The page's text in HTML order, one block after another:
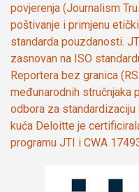
povjerenja (Journalism
poštivanje i primjenu
standarda pouzdanosti.
zasnovan na ISO
Reportera bez granica
međunarodnih stručnjaka
odbora za
kuća Deloitte je
programu JTI i CWA